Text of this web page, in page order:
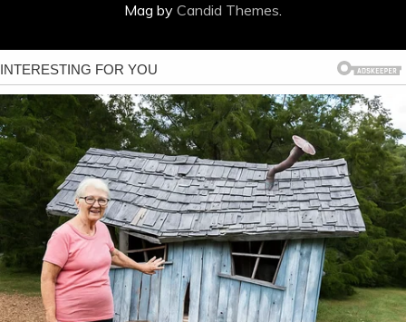
Mag by Candid Themes.